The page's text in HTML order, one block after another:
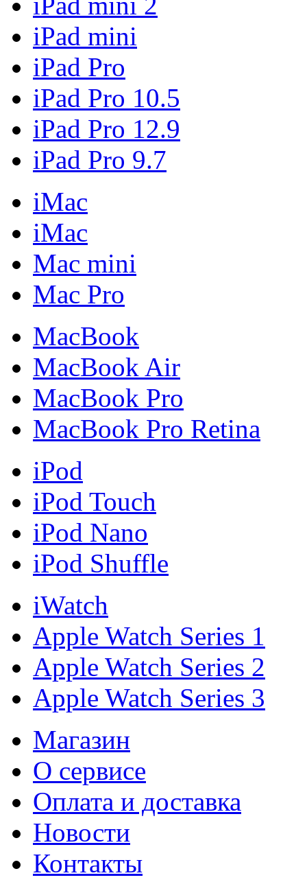
iPad mini
iPad Pro
iPad Pro 10.5
iPad Pro 12.9
iPad Pro 9.7
iMac
iMac
Mac mini
Mac Pro
MacBook
MacBook Air
MacBook Pro
MacBook Pro Retina
iPod
iPod Touch
iPod Nano
iPod Shuffle
iWatch
Apple Watch Series 1
Apple Watch Series 2
Apple Watch Series 3
Магазин
О cервисе
Оплата и доставка
Новости
Контакты